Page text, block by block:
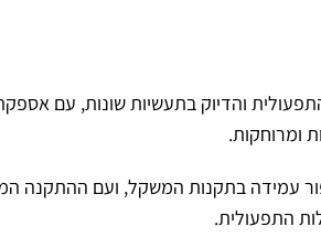
והדיוק בתעשיות שונות, עם
ומרוחקות.
עמידה בתקנות המשקל, ועם ההתקנה
התפעולית.